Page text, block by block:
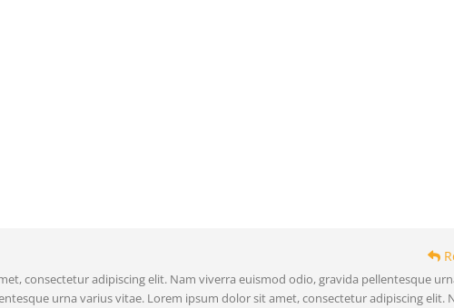
consectetur adipiscing elit. Nam viverra euismod odio, gravida pellentesque
urna varius vitae. Lorem ipsum dolor sit amet, consectetur adipiscing elit.